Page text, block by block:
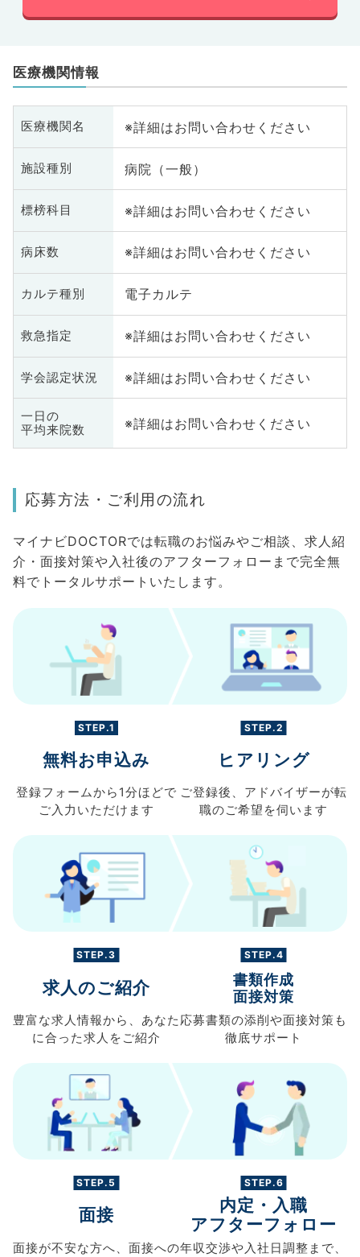
医療機関情報
医療機関名 ※詳細はお問い合わせください
施設種別 病院（一般）
標榜科目 ※詳細はお問い合わせください
病床数 ※詳細はお問い合わせください
カルテ種別 電子カルテ
救急指定 ※詳細はお問い合わせください
学会認定状況 ※詳細はお問い合わせください
一日の
平均来院数
※詳細はお問い合わせください
応募方法・ご利用の流れ
マイナビDOCTORでは転職のお悩みやご相談、求人紹
介・面接対策や入社後のアフターフォローまで完全無
料でトータルサポートいたします。
STEP.1
無料お申込み
登録フォームから 1分ほどで
ご入力 いただけます
STEP.2
ヒアリング
ご登録後、 アドバイザーが転
職のご希望を伺います
STEP.3
求人のご紹介
豊富な求人情報から、 あなた
に合った求人を ご紹介
STEP.4
書類作成
面接対策
応募書類の添削や面接対策も
徹底サポート
STEP.5
面接
面接が不安な方へ、 面接への
STEP.6
内定・入職
アフターフォロー
年収交渉や 入社日調整まで、